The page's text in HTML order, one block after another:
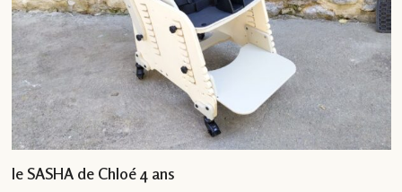
le SASHA de Chloé 4 ans